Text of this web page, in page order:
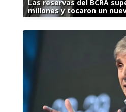
Las reservas del BCRA
millones y tocaron un